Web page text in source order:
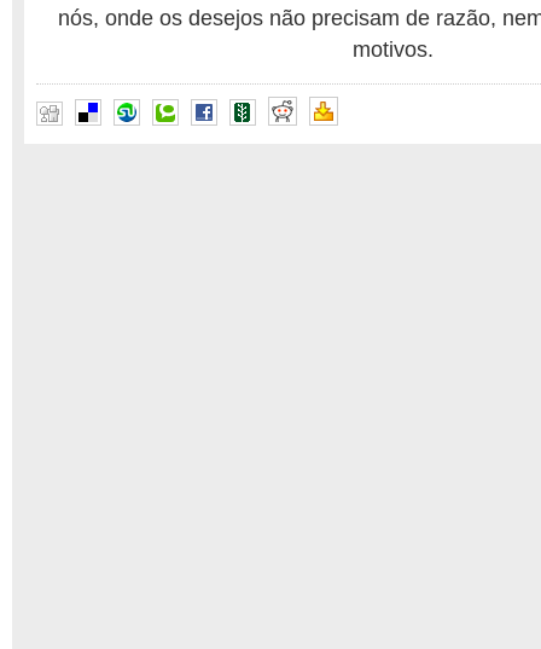
nós, onde os desejos não precisam de razão,
motivos.